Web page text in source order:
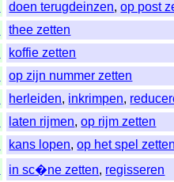
doen terugdeinzen,op post
thee zetten
koffie zetten
op zijn nummer zetten
herleiden, inkrimpen,
laten rijmen,op rijm zetten
kans lopen,op het spel zetten
in sc�ne zetten, regisseren